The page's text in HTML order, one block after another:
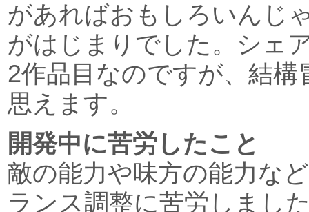
があればおもしろいんじ
がはじまりでした。シェ
2作品目なのですが、結
思えます。
開発中に苦労したこと
敵の能力や味方の能力な
ランス調整に苦労しまし